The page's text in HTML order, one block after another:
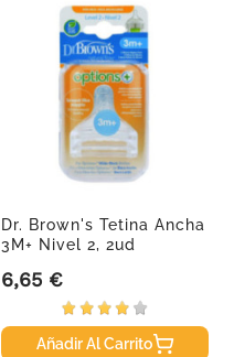
Dr. Brown's Tetina Ancha
3M+ Nivel 2, 2ud
Precio
6,65 €
Añadir Al Carrito